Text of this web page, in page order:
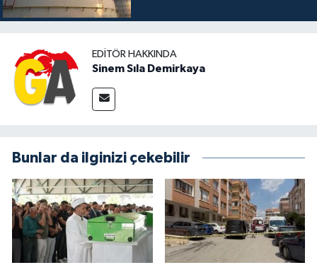
EDITÖR HAKKINDA
Sinem Sıla Demirkaya
Bunlar da ilginizi çekebilir